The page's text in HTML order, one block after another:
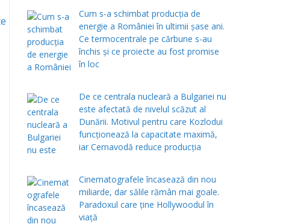
Cum s-a schimbat producția de
energie a României în ultimii șase ani.
Ce termocentrale pe cărbune s-au
închis și ce proiecte au fost promise
în loc
De ce centrala nucleară a Bulgariei nu
este afectată de nivelul scăzut al
Dunării. Motivul pentru care Kozlodui
funcționează la capacitate maximă,
iar Cernavodă reduce producția
Cinematografele încasează din nou
miliarde, dar sălile rămân mai goale.
Paradoxul care ține Hollywoodul în
viață